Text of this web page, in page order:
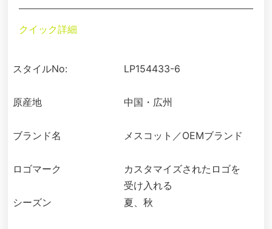
クイック詳細
スタイルNo: LP154433-6
原産地 中国・広州
ブランド名 メスコット／OEMブランド
ロゴマーク
カスタマイズされたロゴを
受け入れる
シーズン
夏、秋